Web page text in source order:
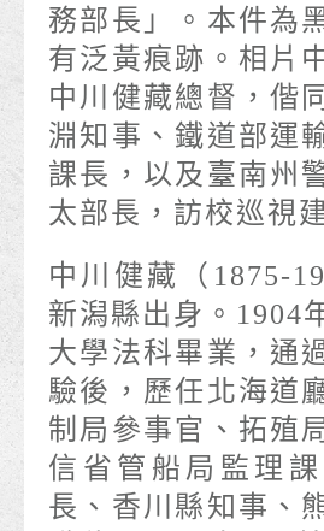
務部長」。本件為
有泛黃痕跡。相片
中川健藏總督，偕
淵知事、鐵道部運
課長，以及臺南州
太部長，訪校巡視
中川健藏（1875-
新潟縣出身。1904
大學法科畢業，通
驗後，歷任北海道
制局參事官、拓殖
信省管船局監理
長、香川縣知事、